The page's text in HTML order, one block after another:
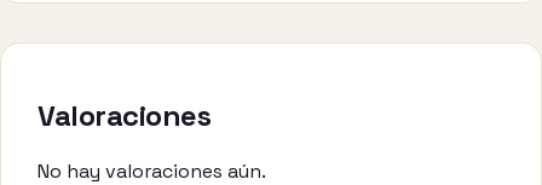
Valoraciones
No hay valoraciones aún.